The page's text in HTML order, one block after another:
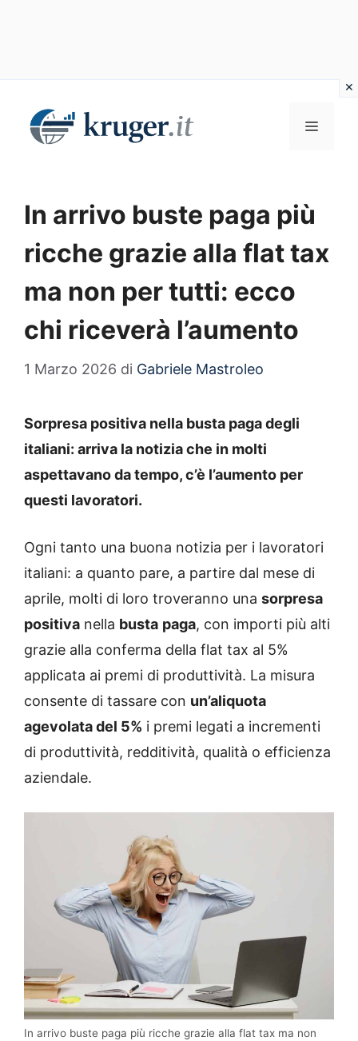
contenuto
MENU
In arrivo buste paga più
ricche grazie alla flat tax
ma non per tutti: ecco
chi riceverà l’aumento
1 Marzo 2026 di Gabriele Mastroleo
Sorpresa positiva nella busta paga degli
italiani: arriva la notizia che in molti
aspettavano da tempo, c’è l’aumento per
questi lavoratori.
Ogni tanto una buona notizia per i lavoratori
italiani: a quanto pare, a partire dal mese di
aprile, molti di loro troveranno una sorpresa
positiva nella busta paga, con importi più alti
grazie alla conferma della flat tax al 5%
applicata ai premi di produttività. La misura
consente di tassare con un’aliquota
agevolata del 5% i premi legati a incrementi
di produttività, redditività, qualità o efficienza
aziendale.
In arrivo buste paga più ricche grazie alla flat tax ma non